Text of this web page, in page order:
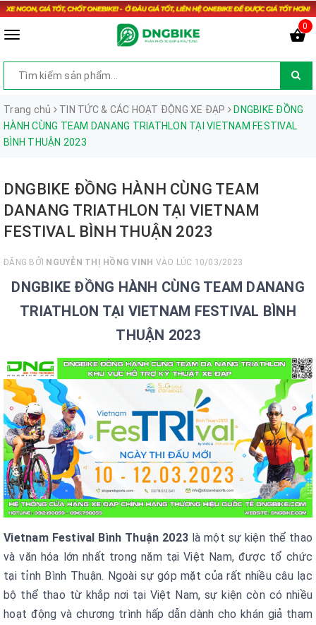
0
Trang chủ TIN TỨC & CÁC HOẠT ĐỘNG XE ĐẠP
DNGBIKE ĐỒNG
HÀNH CÙNG TEAM DANANG TRIATHLON TẠI VIETNAM FESTIVAL
BÌNH THUẬN 2023
DNGBIKE ĐỒNG HÀNH CÙNG TEAM
DANANG TRIATHLON TẠI VIETNAM
FESTIVAL BÌNH THUẬN 2023
ĐĂNG BỞI NGUYỄN THỊ HỒNG VINH VÀO LÚC 10/03/2023
DNGBIKE ĐỒNG HÀNH CÙNG TEAM DANANG
TRIATHLON TẠI VIETNAM FESTIVAL BÌNH
THUẬN 2023
Vietnam Festival Bình Thuận 2023 là một sự kiện thể thao
và văn hóa lớn nhất trong năm tại Việt Nam, được tổ chức
tại tỉnh Bình Thuận. Ngoài sự góp mặt của rất nhiều câu lạc
bộ thể thao từ khắp nơi tại Việt Nam, sự kiện còn có nhiều
hoạt động và chương trình hấp dẫn dành cho khán giả tham